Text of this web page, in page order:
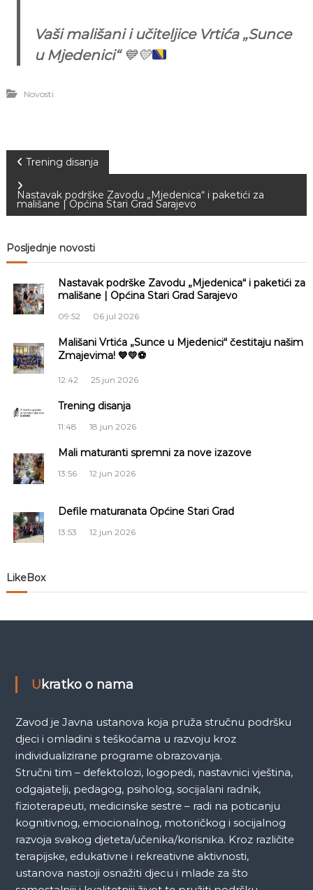
Vaši mališani i učiteljice Vrtića „Sunce
u Mjedenici“ 💙💛
Novosti
N
a
i
g
a
c
a
č
a
n
Trening disanja
Nastavak podrške Zavodu „Mjedenica“ i paketići za
mališane | Općina Stari Grad Sarajevo
Posljednje novosti
Nastavak podrške Zavodu „Mjedenica“ i paketići za
mališane | Općina Stari Grad Sarajevo
09:52 06 jul 2026
Mališani Vrtića „Sunce u Mjedenici“ čestitaju našim
Zmajevima! 💙💛⚽
12:42 25 jun 2026
Trening disanja
11:48 18 jun 2026
Mali maturanti spremni za nove izazove
13:56 12 jun 2026
Defile maturanata Općine Stari Grad
13:53 12 jun 2026
LikeBox
Ukratko o nama
Zavod je Javna ustanova koja pruža stručnu podršku
djeci i omladini s teškoćama u razvoju kroz
individualizirane programe obrazovanja.
Stručni tim – defektolozi, logopedi, nastavnici vještina,
odgajatelji, pedagog, psiholog, socijalani radnik,
fizioterapeuti, medicinske sestre – radi na poticanju
kognitivnog, emocionalnog, motoričkog i socijalnog
razvoja svakog djeteta/učenika/korisnika. Kroz različite
terapijske, edukativne i rekreativne aktivnosti,
ustanova nastoji osnažiti djecu i mlade za što